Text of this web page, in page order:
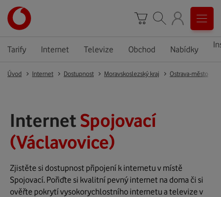
Tarify Internet Televize Obchod Nabídky
Úvod Internet Dostupnost Moravskoslezský kraj Ostrava-město
Internet Spojovací
(Václavovice)
Zjistěte si dostupnost připojení k internetu v místě
Spojovací. Pořiďte si kvalitní pevný internet na doma či si
ověřte pokrytí vysokorychlostního internetu a televize v